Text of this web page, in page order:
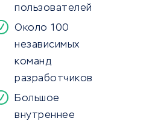
пользователей
Около 100
независимых
команд
разработчиков
Большое
внутреннее